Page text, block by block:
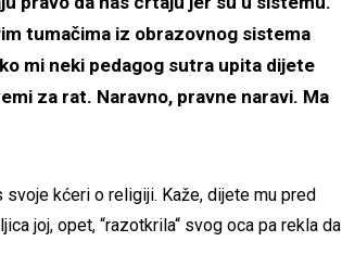
tumačima iz obrazovnog sistema
mi neki pedagog sutra upita dijete
za rat. Naravno, pravne naravi. Ma
kćeri o religiji. Kaže, dijete mu pred
joj, opet, “razotkrila“ svog oca pa rekla da